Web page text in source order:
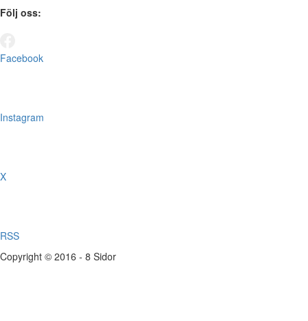
Följ oss:
Facebook
Instagram
X
RSS
Copyright © 2016 - 8 Sidor